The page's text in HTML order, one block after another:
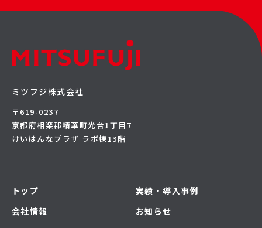
ミツフジ株式会社
〒619-0237
京都府相楽郡精華町光台1丁目7
けいはんなプラザ ラボ棟13階
トップ
会社情報
実績・導入事例
お知らせ